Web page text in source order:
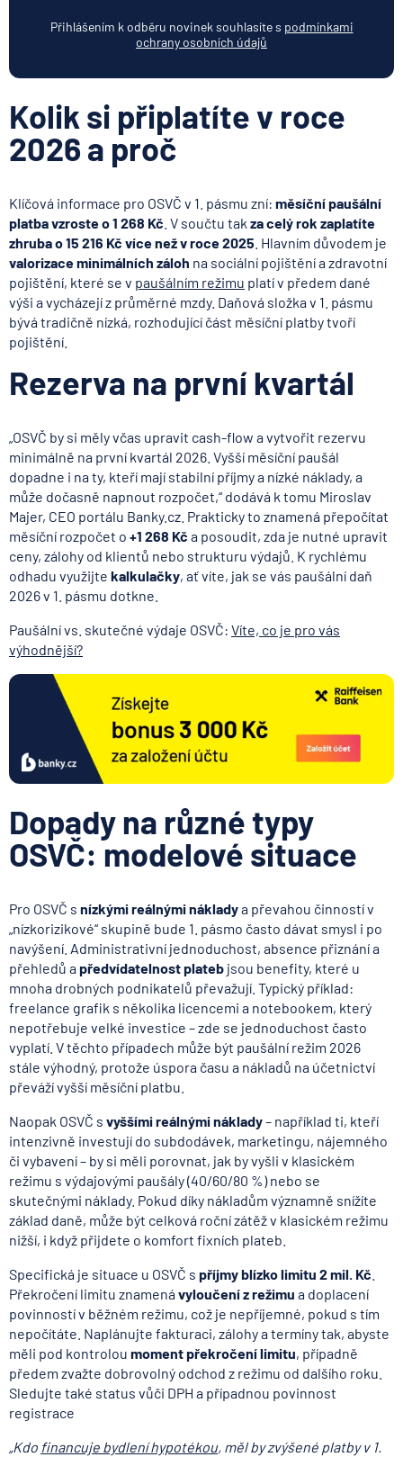
Přihlášením k odběru novinek souhlasíte s podmínkami
ochrany osobních údajů
Kolik si připlatíte v roce
2026 a proč
Klíčová informace pro OSVČ v 1. pásmu zní: měsíční paušální
platba vzroste o 1 268 Kč . V součtu tak za celý rok zaplatíte
zhruba o 15 216 Kč více než v roce 2025 . Hlavním důvodem je
valorizace minimálních záloh na sociální pojištění a zdravotní
pojištění, které se v paušálním režimu platí v předem dané
výši a vycházejí z průměrné mzdy. Daňová složka v 1. pásmu
bývá tradičně nízká, rozhodující část měsíční platby tvoří
pojištění.
Rezerva na první kvartál
„OSVČ by si měly včas upravit cash-flow a vytvořit rezervu
minimálně na první kvartál 2026. Vyšší měsíční paušál
dopadne i na ty, kteří mají stabilní příjmy a nízké náklady, a
může dočasně napnout rozpočet,“ dodává k tomu Miroslav
Majer, CEO portálu Banky.cz. Prakticky to znamená přepočítat
měsíční rozpočet o +1 268 Kč a posoudit, zda je nutné upravit
ceny, zálohy od klientů nebo strukturu výdajů. K rychlému
odhadu využijte kalkulačky, ať víte, jak se vás paušální daň
2026 v 1. pásmu dotkne.
Paušální vs. skutečné výdaje OSVČ: Víte, co je pro vás
výhodnější?
Dopady na různé typy
OSVČ: modelové situace
Pro OSVČ s nízkými reálnými nákladya převahou činností v
„nízkorizikové“ skupině bude 1. pásmo často dávat smysl i po
navýšení. Administrativní jednoduchost, absence přiznání a
přehledů a předvídatelnost plateb jsou benefity, které u
mnoha drobných podnikatelů převažují. Typický příklad:
freelance grafik s několika licencemi a notebookem, který
nepotřebuje velké investice – zde se jednoduchost často
vyplatí. V těchto případech může být paušální režim 2026
stále výhodný, protože úspora času a nákladů na účetnictví
převáží vyšší měsíční platbu.
Naopak OSVČ s vyššími reálnými náklady– například ti, kteří
intenzivně investují do subdodávek, marketingu, nájemného
či vybavení – by si měli porovnat, jak by vyšli v klasickém
režimu s výdajovými paušály (40/60/80 %) nebo se
skutečnými náklady. Pokud díky nákladům významně snížíte
základ daně, může být celková roční zátěž v klasickém režimu
nižší, i když přijdete o komfort fixních plateb.
Specifická je situace u OSVČ s příjmy blízko limitu 2 mil. Kč
Překročení limitu znamená vyloučení z režimu a doplacení
povinností v běžném režimu, což je nepříjemné, pokud s tím
nepočítáte. Naplánujte fakturaci, zálohy a termíny tak, abyste
měli pod kontrolou moment překročení limitu, případně
předem zvažte dobrovolný odchod z režimu od dalšího roku.
Sledujte také status vůči DPH a případnou povinnost
registrace
„Kdo financuje bydlení hypotékou, měl by zvýšené platby v 1.